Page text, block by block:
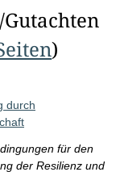
)
durch
für den
der Resilienz und